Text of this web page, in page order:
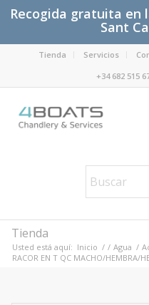
Recogida gratuita en
Sant
Tienda Servicios
+34 682 515
Tienda
Usted está aquí: Inicio / / Agua /
RACOR EN T QC MACHO/HEMBRA/